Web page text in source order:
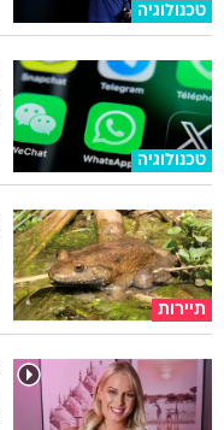
טכנולוגיה
טכנולוגיה
תיירות